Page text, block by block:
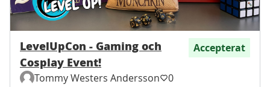
LevelUpCon - Gaming och
Cosplay Event!
Accepterat
Tommy Westers Andersson 0